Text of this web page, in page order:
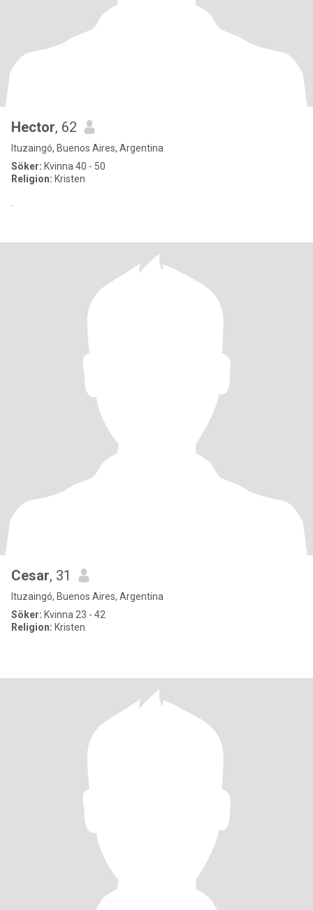
Hector, 62
Ituzaingó, Buenos Aires, Argentina
Söker: Kvinna 40 - 50
Religion: Kristen
Cesar, 31
Ituzaingó, Buenos Aires, Argentina
Söker: Kvinna 23 - 42
Religion: Kristen